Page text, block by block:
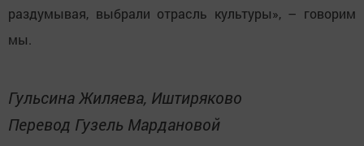
раздумывая, выбрали отрасль культуры», – говорим
мы.
Гульсина Жиляева, Иштиряково
Перевод Гузель Мардановой